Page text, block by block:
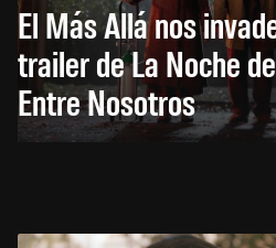
El Más Allá nos
trailer de La Noche
Entre Nosotros